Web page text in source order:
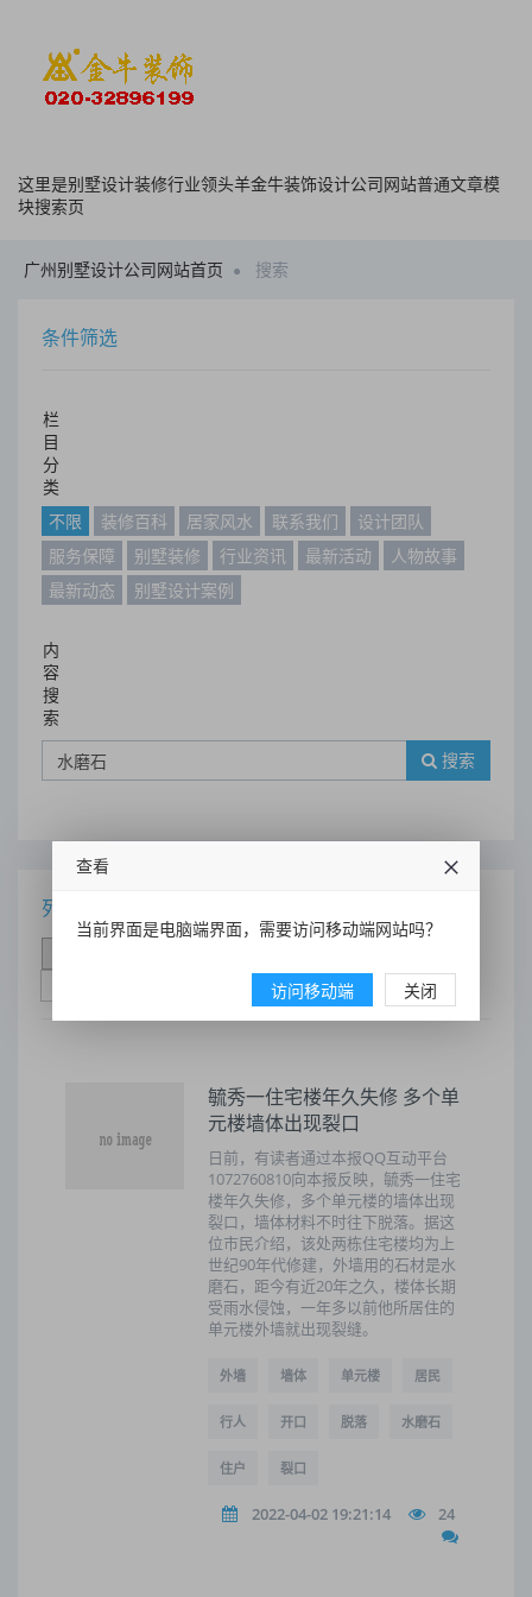
这里是别墅设计装修行业领头羊金牛装饰设计公司网站普通文章模
块搜索页
广州别墅设计公司网站首页 搜索
条件筛选
栏
目
分
类
不限
装修百科 居家风水 联系我们
设计团队
服务保障
别墅装修 行业资讯 最新活动
人物故事
最新动态
别墅设计案例
内
容
搜
索
搜索
列表
毓秀一住宅楼年久失修 多个单
元楼墙体出现裂口
日前，有读者通过本报QQ互动平台
1072760810向本报反映，毓秀一住宅
楼年久失修，多个单元楼的墙体出现
裂口，墙体材料不时往下脱落。据这
位市民介绍，该处两栋住宅楼均为上
世纪90年代修建，外墙用的石材是水
磨石，距今有近20年之久，楼体长期
受雨水侵蚀，一年多以前他所居住的
单元楼外墙就出现裂缝。
外墙 墙体 单元楼 居民
行人 开口 脱落 水磨石
住户 裂口
2022-04-02 19:21:14 24
查看
当前界面是电脑端界面，需要访问移动端网站吗？
访问移动端 关闭